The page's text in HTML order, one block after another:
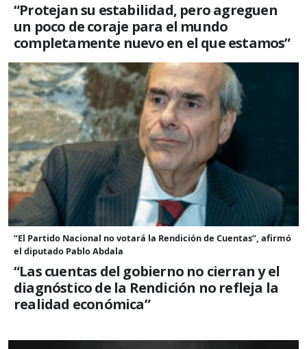
“Protejan su estabilidad, pero agreguen
un poco de coraje para el mundo
completamente nuevo en el que estamos”
“El Partido Nacional no votará la Rendición de Cuentas”, afirmó
el diputado Pablo Abdala
“Las cuentas del gobierno no cierran y el
diagnóstico de la Rendición no refleja la
realidad económica”